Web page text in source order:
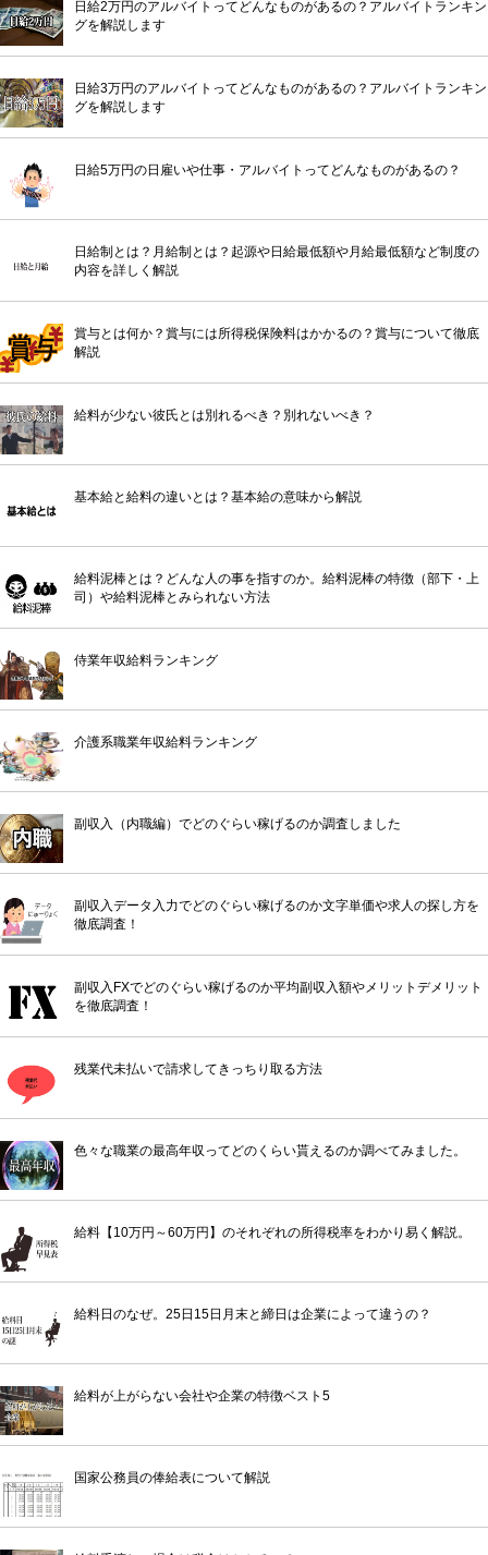
日給2万円のアルバイトってどんなものがあるの？アルバイトランキン
グを解説します
日給3万円のアルバイトってどんなものがあるの？アルバイトランキン
グを解説します
日給5万円の日雇いや仕事・アルバイトってどんなものがあるの？
日給制とは？月給制とは？起源や日給最低額や月給最低額など制度の
内容を詳しく解説
賞与とは何か？賞与には所得税保険料はかかるの？賞与について徹底
解説
給料が少ない彼氏とは別れるべき？別れないべき？
基本給と給料の違いとは？基本給の意味から解説
給料泥棒とは？どんな人の事を指すのか。給料泥棒の特徴（部下・上
司）や給料泥棒とみられない方法
侍業年収給料ランキング
介護系職業年収給料ランキング
副収入（内職編）でどのぐらい稼げるのか調査しました
副収入データ入力でどのぐらい稼げるのか文字単価や求人の探し方を
徹底調査！
副収入FXでどのぐらい稼げるのか平均副収入額やメリットデメリット
を徹底調査！
残業代未払いで請求してきっちり取る方法
色々な職業の最高年収ってどのくらい貰えるのか調べてみました。
給料【10万円～60万円】のそれぞれの所得税率をわかり易く解説。
給料日のなぜ。25日15日月末と締日は企業によって違うの？
給料が上がらない会社や企業の特徴ベスト5
国家公務員の俸給表について解説